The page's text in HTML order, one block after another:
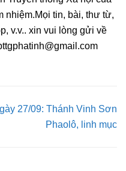
nhiệm.Mọi tin, bài, thư từ,
v.v.. xin vui lòng gửi về
27/09: Thánh Vinh Sơn
Phaolô, linh mục